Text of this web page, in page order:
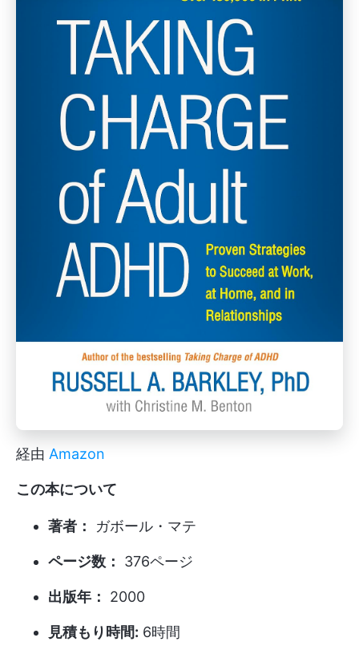
経由 Amazon
この本について
著者： ガボール・マテ
ページ数： 376ページ
出版年： 2000
見積もり時間: 6時間